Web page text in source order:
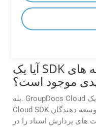
به اطمینان از دقت طرح،
قبل از انجام تبدیل
آیا یک SDK موبایل برای ساخت برنامه های
موجود است؟
بله. GroupDocs Cloud یک Android SDK بومی، Conversion
Cloud SDK برای اندروید را ارائه می دهد که به توسعه دهندگان
های پردازش اسناد را در